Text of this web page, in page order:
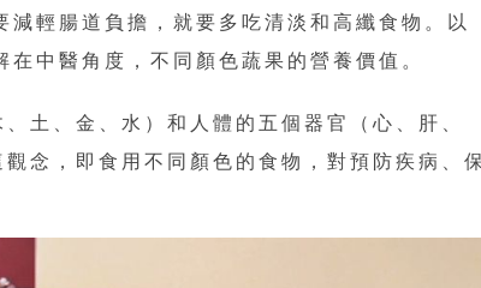
輕腸道負擔，就要多吃清淡和高纖食物。以
中醫角度，不同顏色蔬果的營養價值。
土、金、水）和人體的五個器官（心、肝、
念，即食用不同顏色的食物，對預防疾病、